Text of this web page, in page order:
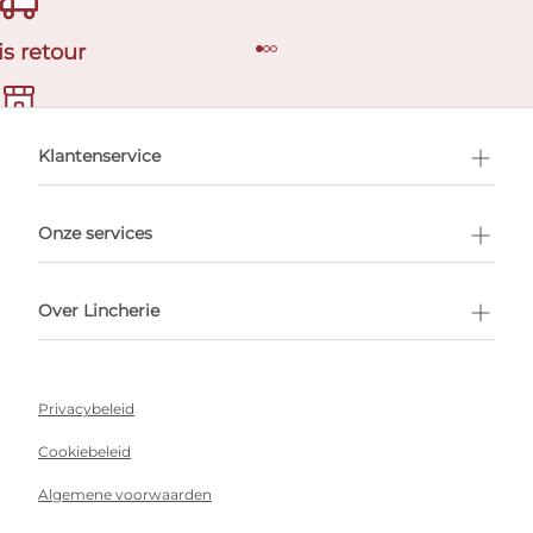
retour
afspraak
Klantenservice
Onze services
Over Lincherie
Privacybeleid
Cookiebeleid
Algemene voorwaarden